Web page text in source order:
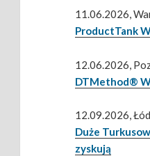
11.06.2026,
ProductTank
12.06.2026,
DTMethod®
12.09.2026,
Duże
zyskują